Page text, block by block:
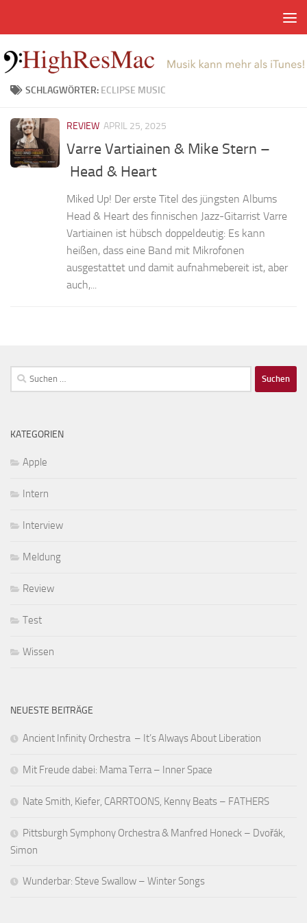
SCHLAGWÖRTER: ECLIPSE MUSIC
REVIEW APRIL 25, 2025
Varre Vartiainen & Mike Stern –
Head & Heart
Miked Up! Der erste Titel des jüngsten Albums
Head & Heart des finnischen Jazz-Gitarrist Varre
Vartiainen ist hübsch doppeldeutig: Es kann
heißen, dass eine Band mit Mikrofonen
ausgestattet und damit aufnahmebereit ist, aber
auch,...
Suchen
nach:
KATEGORIEN
Apple
Intern
Interview
Meldung
Review
Test
Wissen
NEUESTE BEITRÄGE
Ancient Infinity Orchestra – It’s Always About Liberation
Mit Freude dabei: Mama Terra – Inner Space
Nate Smith, Kiefer, CARRTOONS, Kenny Beats – FATHERS
Pittsburgh Symphony Orchestra & Manfred Honeck – Dvořák,
Simon
Wunderbar: Steve Swallow – Winter Songs